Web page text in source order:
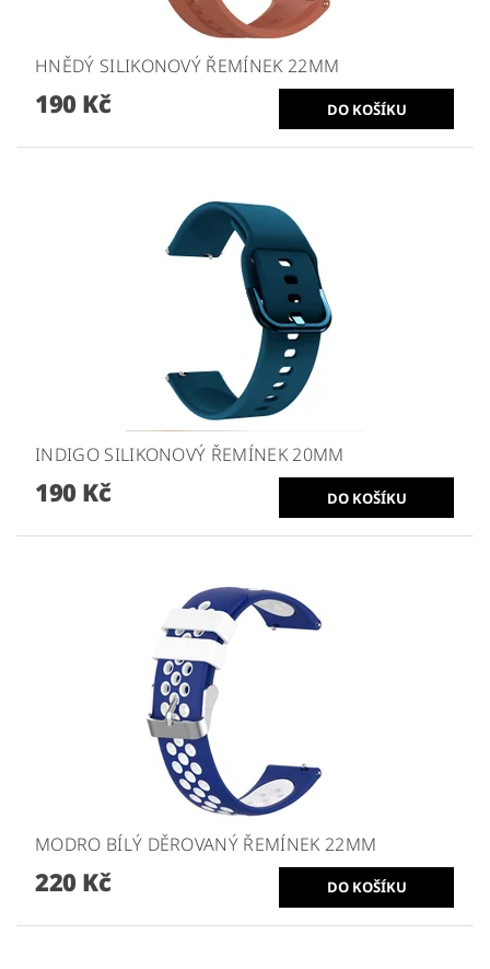
HNĚDÝ SILIKONOVÝ ŘEMÍNEK 22MM
190 Kč
INDIGO SILIKONOVÝ ŘEMÍNEK 20MM
190 Kč
MODRO BÍLÝ DĚROVANÝ ŘEMÍNEK 22MM
220 Kč